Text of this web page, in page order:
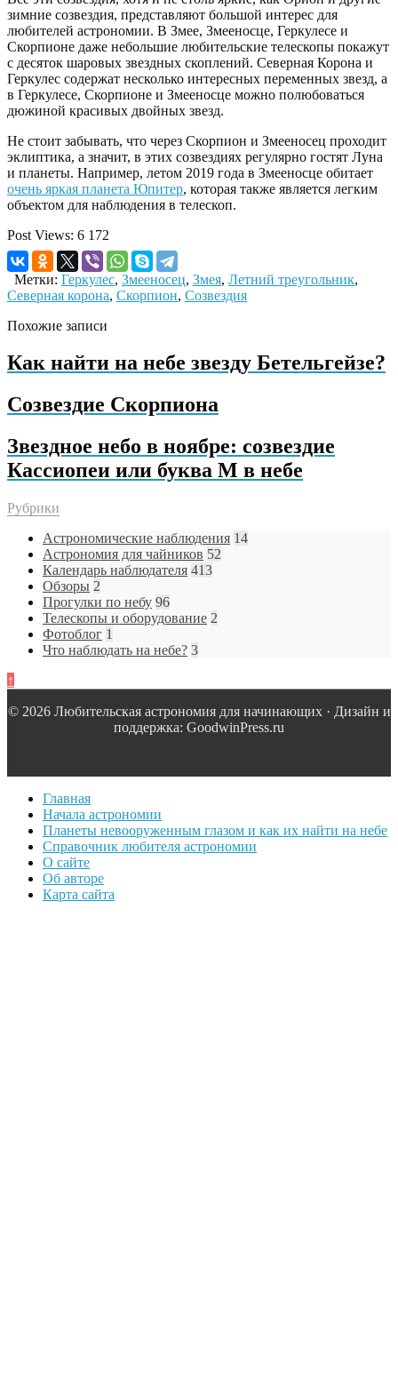
зимние созвездия, представляют большой интерес для
любителей астрономии. В Змее, Змееносце, Геркулесе и
Скорпионе даже небольшие любительские телескопы покажут
с десяток шаровых звездных скоплений. Северная Корона и
Геркулес содержат несколько интересных переменных звезд, а
в Геркулесе, Скорпионе и Змееносце можно полюбоваться
дюжиной красивых двойных звезд.
Не стоит забывать, что через Скорпион и Змееносец проходит
эклиптика, а значит, в этих созвездиях регулярно гостят Луна
и планеты. Например, летом 2019 года в Змееносце обитает
очень яркая планета Юпитер, которая также является легким
объектом для наблюдения в телескоп.
Post Views: 6 172
Метки: Геркулес, Змееносец, Змея, Летний треугольник,
Северная корона, Скорпион, Созвездия
Похожие записи
Как найти на небе звезду Бетельгейзе?
Созвездие Скорпиона
Звездное небо в ноябре: созвездие
Кассиопеи или буква М в небе
Рубрики
Астрономические наблюдения 14
Астрономия для чайников 52
Календарь наблюдателя 413
Обзоры 2
Прогулки по небу 96
Телескопы и оборудование 2
Фотоблог 1
Что наблюдать на небе? 3
↑
© 2026 Любительская астрономия для начинающих · Дизайн и
поддержка: GoodwinPress.ru
Главная
Начала астрономии
Планеты невооруженным глазом и как их найти на небе
Справочник любителя астрономии
О сайте
Об авторе
Карта сайта